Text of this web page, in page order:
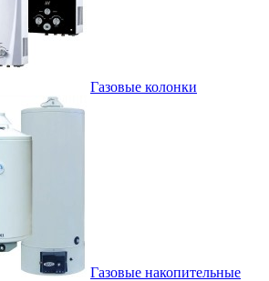
Газовые колонки
Газовые накопительные